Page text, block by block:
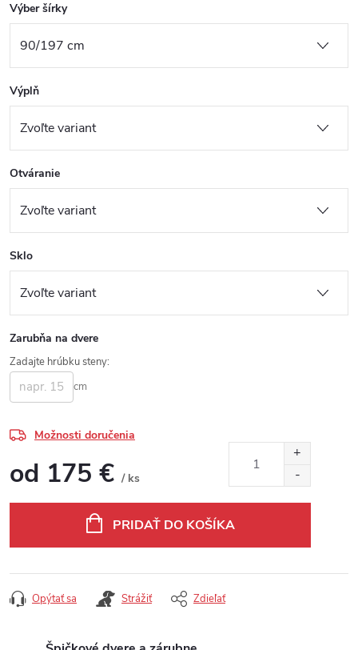
Výber šírky
Výplň
Otváranie
Sklo
Zarubňa na dvere
Zadajte hrúbku steny:
cm
Možnosti doručenia
od 175 € / ks
PRIDAŤ DO KOŠÍKA
Opýtať sa Strážiť Zdieľať